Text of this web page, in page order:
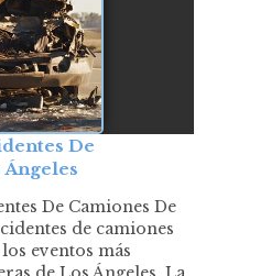
De
De Camiones De
de camiones
eventos más